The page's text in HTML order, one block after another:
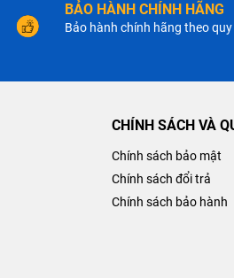
BẢO HÀNH CHÍNH HÃNG
Bảo hành chính hãng theo
CHÍNH SÁCH VÀ
Chính sách bảo mật
Chính sách đổi trả
Chính sách bảo hành